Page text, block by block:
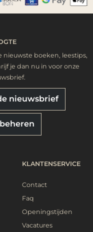
nieuwste boeken, leestips,
je dan nu in voor onze
nieuwsbrief
KLANTENSERVICE
Contact
Faq
Openingstijden
Vacatures